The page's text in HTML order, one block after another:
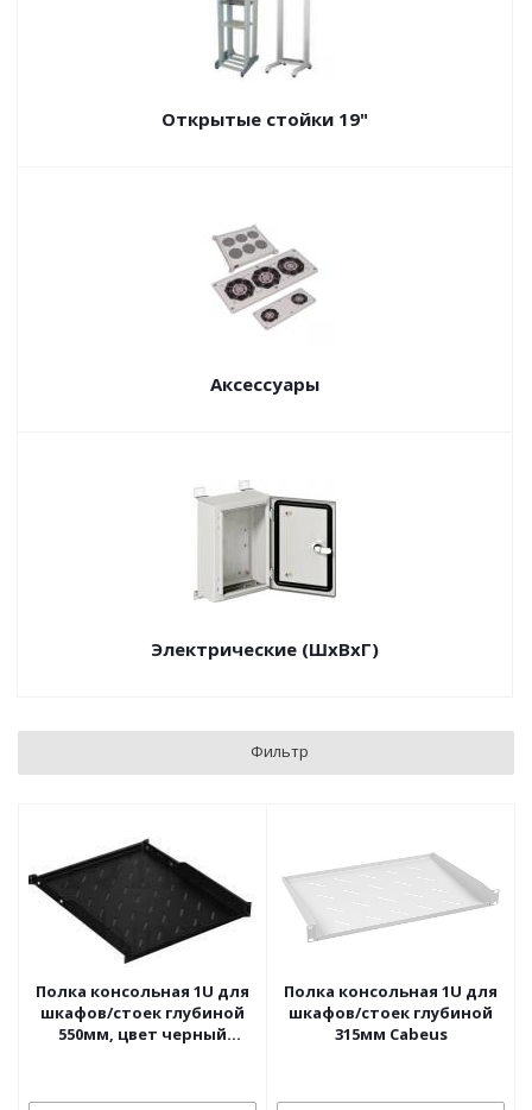
Открытые стойки 19"
Аксессуары
Электрические (ШхВхГ)
Фильтр
Полка консольная 1U для
шкафов/стоек глубиной
550мм, цвет черный
Полка консольная 1U для
шкафов/стоек глубиной
315мм Cabeus